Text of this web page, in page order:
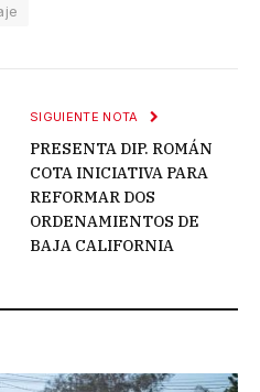
SIGUIENTE NOTA
PRESENTA DIP. ROMÁN
COTA INICIATIVA PARA
REFORMAR DOS
ORDENAMIENTOS DE
BAJA CALIFORNIA